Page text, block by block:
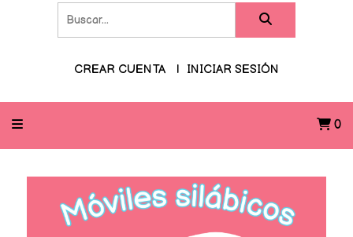
CREAR CUENTA INICIAR SESIÓN
0